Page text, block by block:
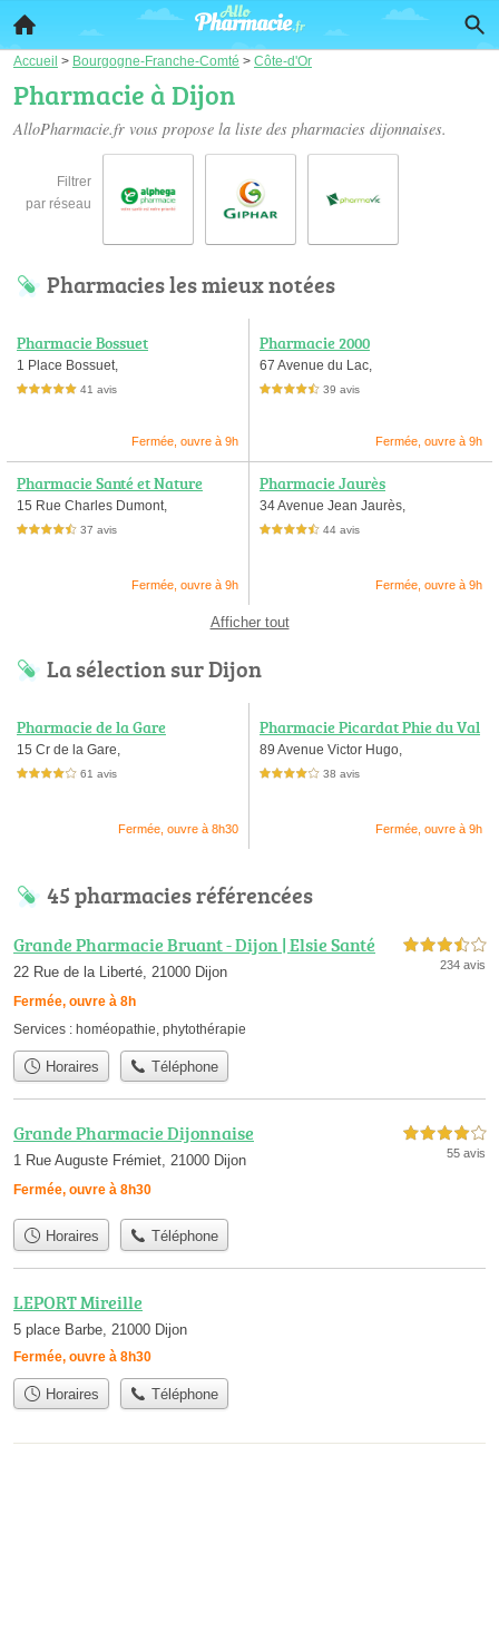
Accueil > Bourgogne-Franche-Comté > Côte-d'Or
Pharmacie à Dijon
AlloPharmacie.fr vous propose la liste des pharmacies dijonnaises.
Filtrer
par réseau
Pharmacies les mieux notées
Pharmacie Bossuet
1 Place Bossuet,
5,0 étoiles sur 5 41 avis
Fermée, ouvre à 9h
Pharmacie 2000
67 Avenue du Lac,
4,5 étoiles sur 5 39 avis
Fermée, ouvre à 9h
Pharmacie Santé et Nature
15 Rue Charles Dumont,
4,5 étoiles sur 5 37 avis
Fermée, ouvre à 9h
Pharmacie Jaurès
34 Avenue Jean Jaurès,
4,5 étoiles sur 5 44 avis
Fermée, ouvre à 9h
Afficher tout
La sélection sur Dijon
Pharmacie de la Gare
15 Cr de la Gare,
4,0 étoiles sur 5 61 avis
Fermée, ouvre à 8h30
Pharmacie Picardat Phie du Val
d'Or
89 Avenue Victor Hugo,
4,0 étoiles sur 5 38 avis
Fermée, ouvre à 9h
45 pharmacies référencées
Grande Pharmacie Bruant - Dijon | Elsie Santé
22 Rue de la Liberté, 21000 Dijon
Fermée, ouvre à 8h
3,5 étoiles sur 5
234 avis
Services : homéopathie, phytothérapie
Horaires Téléphone
Grande Pharmacie Dijonnaise
1 Rue Auguste Frémiet, 21000 Dijon
Fermée, ouvre à 8h30
4,0 étoiles sur 5
55 avis
Horaires Téléphone
LEPORT Mireille
5 place Barbe, 21000 Dijon
Fermée, ouvre à 8h30
Horaires Téléphone